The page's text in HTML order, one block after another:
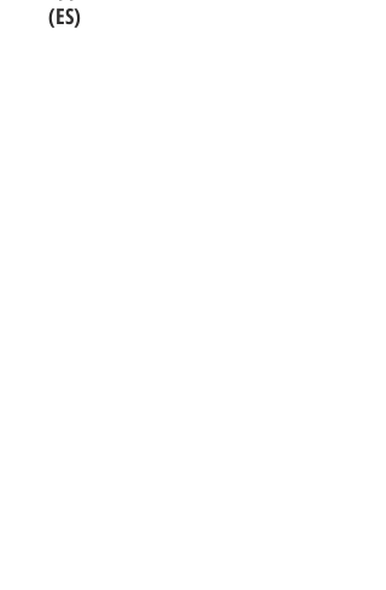
(ES)